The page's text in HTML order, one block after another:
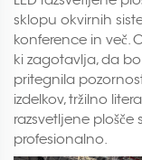
sklopu okvirnih
konference in več.
ki zagotavlja, da
pritegnila
izdelkov, tržilno
razsvetljene
profesionalno.